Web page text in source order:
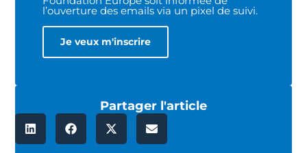
l’ouverture des emails via un pixel de suivi.
Partager l'article